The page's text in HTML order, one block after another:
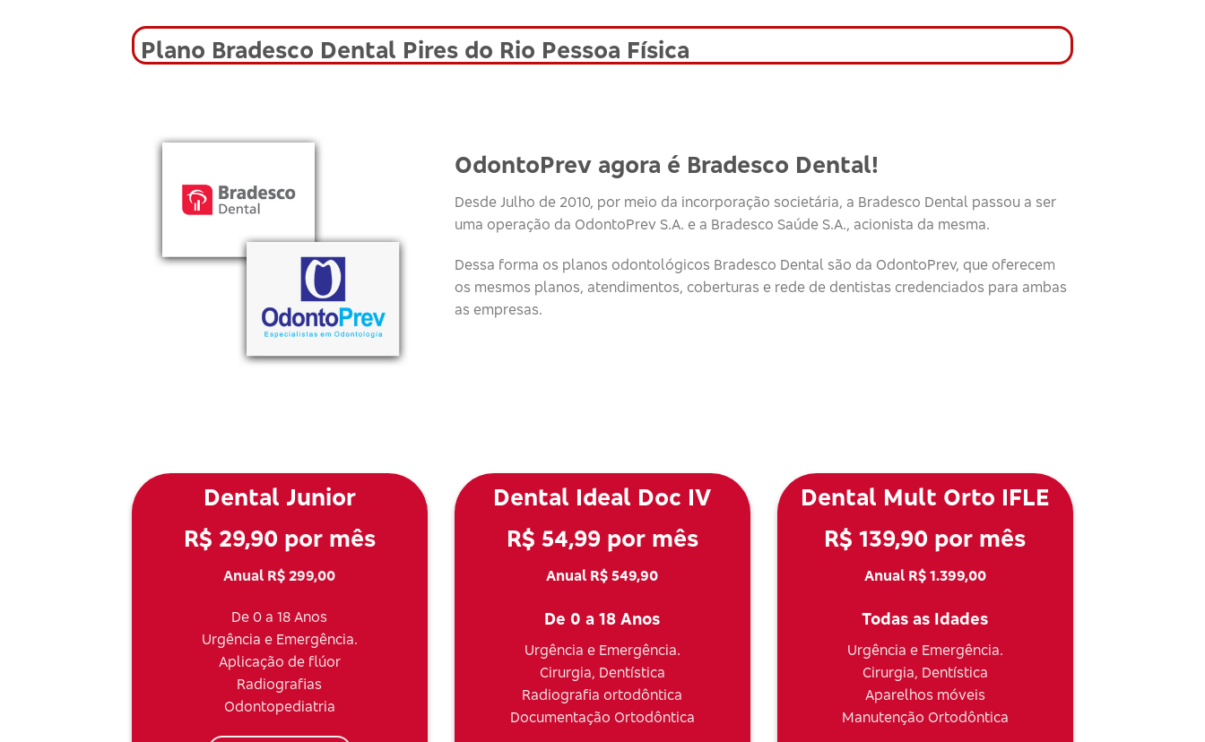
Plano Bradesco Dental Pires do Rio Pessoa Física
OdontoPrev agora é Bradesco Dental!
Desde Julho de 2010, por meio da incorporação societária, a Bradesco Dental passou a ser
uma operação da OdontoPrev S.A. e a Bradesco Saúde S.A., acionista da mesma.
Dessa forma os planos odontológicos Bradesco Dental são da OdontoPrev, que oferecem
os mesmos planos, atendimentos, coberturas e rede de dentistas credenciados para ambas
as empresas.
Dental Junior
R$ 29,90 por mês
Anual R$ 299,00
De 0 a 18 Anos
Urgência e Emergência.
Aplicação de flúor
Radiografias
Odontopediatria
Dental Ideal Doc IV
R$ 54,99 por mês
Anual R$ 549,90
De 0 a 18 Anos
Urgência e Emergência.
Cirurgia, Dentística
Radiografia ortodôntica
Documentação Ortodôntica
Dental Mult Orto IFLE
R$ 139,90 por mês
Anual R$ 1.399,00
Todas as Idades
Urgência e Emergência.
Cirurgia, Dentística
Aparelhos móveis
Manutenção Ortodôntica